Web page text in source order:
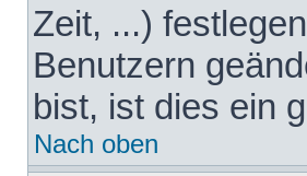
Zeit, ...)
Benutzern
bist, ist dies ein
Nach oben